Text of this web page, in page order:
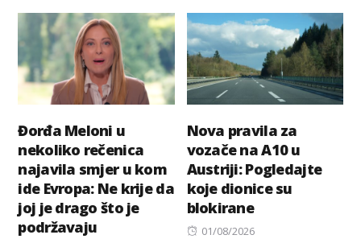
Đorđa Meloni u
nekoliko rečenica
najavila smjer u kom
ide Evropa: Ne krije da
joj je drago što je
podržavaju
Nova pravila za
vozače na A10 u
Austriji: Pogledajte
koje dionice su
blokirane
Posted
01/08/2026